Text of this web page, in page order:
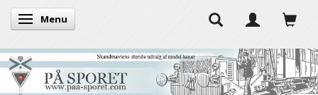
Skifte navigation
Menu